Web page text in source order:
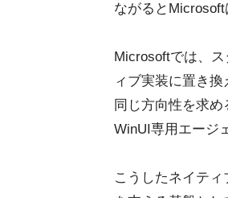
ながると
Microsoftでは、
ィブ実装に置き
同じ方向性を求
WinUI専用エージ
こうしたネイテ